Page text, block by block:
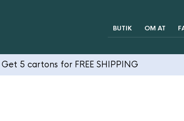
BUTIK OM AT
Get 5 cartons for FREE SHIPPING